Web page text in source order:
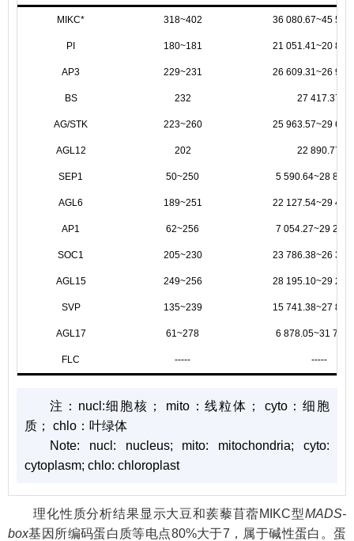
MIKC* 318~402 36 080.67~45
PI 180~181 21 051.41~20
AP3 229~231 26 609.31~26
BS 232 27 417.37
AG/STK 223~260 25 963.57~29
AGL12 202 22 890.77
SEP1 50~250 5 590.64~28
AGL6 189~251 22 127.54~29
AP1 62~256 7 054.27~29
SOC1 205~230 23 786.38~26
AGL15 249~256 28 195.10~29
SVP 135~239 15 741.38~27
AGL17 61~278 6 878.05~31
FLC ----- -----
注： nucl:细胞核； mito：线粒体； cyto：细胞
质； chlo：叶绿体
Note: nucl: nucleus; mito: mitochondria; cyto:
cytoplasm; chlo: chloroplast
理化性质分析结果显示大豆和蒺藜苜蓿MIKC型MADS-
box基因所编码蛋白质等电点80%大于7，属于碱性蛋白。蛋